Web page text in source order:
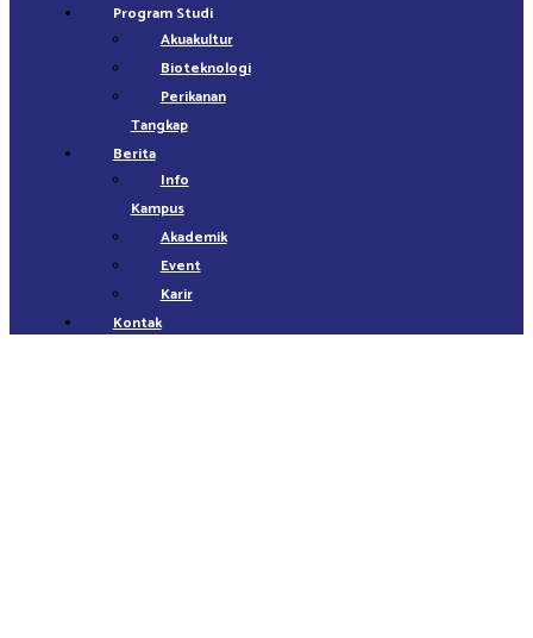
Program Studi
Akuakultur
Bioteknologi
Perikanan
Tangkap
Berita
Info
Kampus
Akademik
Event
Karir
Kontak